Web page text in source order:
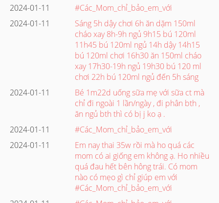
2024-01-11
#Các_Mom_chỉ_bảo_em_với
2024-01-11
Sáng 5h dậy chơi 6h ăn dặm 150ml
cháo xay 8h-9h ngủ 9h15 bú 120ml
11h45 bú 120ml ngủ 14h dậy 14h15
bú 120ml chơi 16h30 ăn 150ml cháo
xay 17h30-19h ngủ 19h30 bú 120 ml
chơi 22h bú 120ml ngủ đến 5h sáng
2024-01-11
Bé 1m22d uống sữa mẹ với sữa ct mà
chỉ đi ngoài 1 lần/ngày , đi phân bth ,
ăn ngủ bth thì có bị j ko ạ .
2024-01-11
#Các_Mom_chỉ_bảo_em_với
2024-01-11
Em nay thai 35w rồi mà ho quá các
mom có ai giống em không ạ. Ho nhiều
quá đau hết bên hông trái. Có mom
nào có mẹo gì chỉ giúp em với
#Các_Mom_chỉ_bảo_em_với